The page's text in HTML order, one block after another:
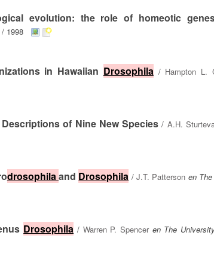
evolution: the role of homeotic
/ 1998
in Hawaiian Drosophila/ Hampton L.
of Nine New Species / A.H.
drosophilaand Drosophila /J.T. Patterson en
Drosophila / Warren P. Spencer en The